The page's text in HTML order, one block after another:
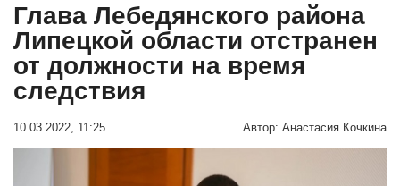
Глава Лебедянского района
Липецкой области отстранен
от должности на время
следствия
10.03.2022, 11:25 Автор: Анастасия Кочкина